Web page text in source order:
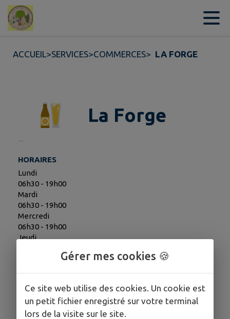
Contenu
ACCUEIL>SERVICES>COMMERCES> LA FORGE
La Forge
HORAIRES
Lundi
06h30 - 19h00
Mardi
06h30 - 19h00
Mercredi
06h30 - 19h00
Jeudi
06h30 - 19h00
Dimanche
06h30 - 19h00
Gérer mes cookies 🍪
Ce site web utilise des cookies. Un cookie est
un petit fichier enregistré sur votre terminal
lors de la visite sur le site.